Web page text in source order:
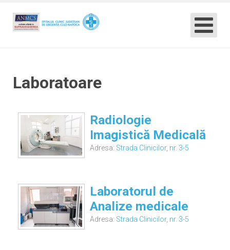
Laboratoare
Radiologie
Imagistică Medicală
Adresa: Strada Clinicilor, nr. 3-5
Laboratorul de
Analize medicale
Adresa: Strada Clinicilor, nr. 3-5